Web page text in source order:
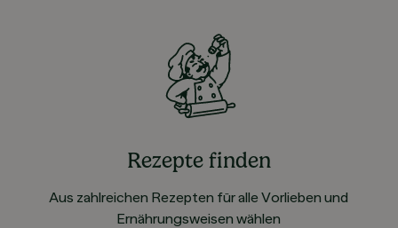
Rezepte finden
Aus zahlreichen Rezepten für alle Vorlieben und
Ernährungsweisen wählen